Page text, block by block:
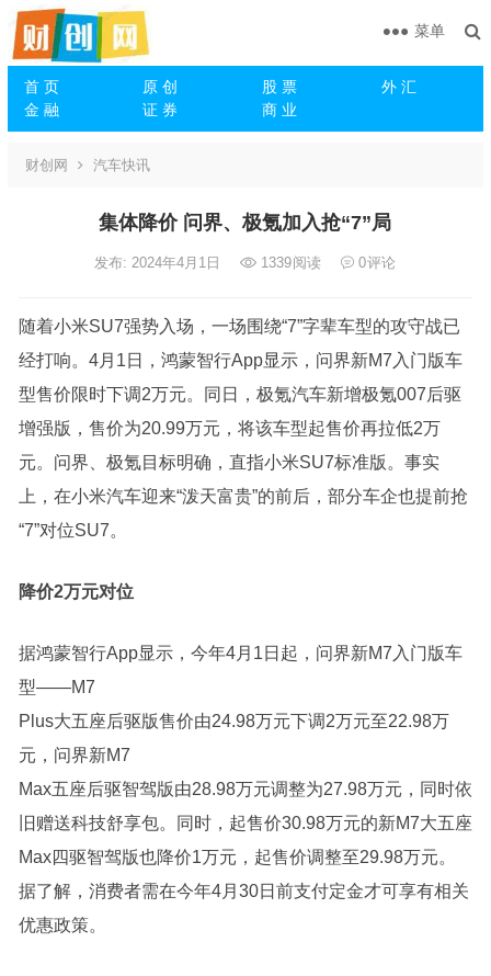
首 页 原 创 股 票
外 汇
金 融
证 券 商 业
菜单
财创网 汽车快讯
集体降价 问界、极氪加入抢“7”局
发布: 2024年4月1日 1339阅读 0评论
随着小米SU7强势入场，一场围绕“7”字辈车型的攻守战已
经打响。4月1日，鸿蒙智行App显示，问界新M7入门版车
型售价限时下调2万元。同日， 极氪汽车新增极氪007后驱
增强版，售价为20.99万元，将该车型起售价再拉低2万
元。问界、 极氪目标明确，直指小米SU7标准版。事实
上，在小米汽车迎来“泼天富贵”的前后，部分车企也提前抢
“7”对位SU7。
降价2万元对位
据鸿蒙智行App显示，今年4月1日起，问界新M7入门版车
型——M7
Plus大五座后驱版售价由24.98万元下调2万元至22.98万
元，问界新M7
Max五座后驱智驾版由28.98万元调整为27.98万元，同时依
旧赠送科技舒享包。同时，起售价30.98万元的新M7大五座
Max四驱智驾版也降价1万元，起售价调整至29.98万元。
据了解，消费者需在今年4月30日前支付定金才可享有相关
优惠政策。